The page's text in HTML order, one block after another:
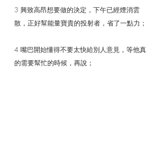
3 興致高昂想要做的決定，下午已經煙消雲
散，正好幫能量寶貴的投射者，省了一點力；
4 嘴巴開始懂得不要太快給別人意見，等他真
的需要幫忙的時候，再說；